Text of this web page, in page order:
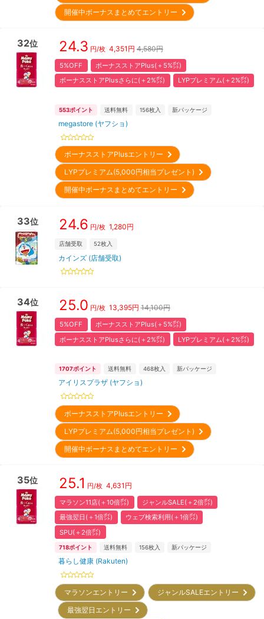
開催中ボーナスまとめてエントリー
32位 24.3 円/枚 4,351 円 4,580円
5%OFF
ボーナスストアPlus(＋5%㌽)
ボーナスストアPlusさらに(＋2%㌽)
LYPプレミアム(＋2%㌽)
553ポイント 送料無料 156枚入 新パッケージ
megastore (ヤフショ)
ボーナスストアPlusエントリー
LYPプレミアム(5,000円相当プレゼント)
開催中ボーナスまとめてエントリー
33位 24.6 円/枚 1,280円
店舗受取 52枚入
カインズ (店舗受取)
34位 25.0 円/枚 13,395円 14,100円
5%OFF
ボーナスストアPlus(＋5%㌽)
ボーナスストアPlusさらに(＋2%㌽)
LYPプレミアム(＋2%㌽)
1707ポイント 送料無料 468枚入 新パッケージ
アイリスプラザ (ヤフショ)
ボーナスストアPlusエントリー
LYPプレミアム(5,000円相当プレゼント)
開催中ボーナスまとめてエントリー
35位 25.1 円/枚 4,631 円
マラソン11店(＋10倍㌽)
ジャンルSALE(＋2倍㌽)
最強翌日(＋1倍㌽)
ウェブ検索利用(＋1倍㌽)
SPU(＋2倍㌽)
718ポイント 送料無料 156枚入 新パッケージ
暮らし健康 (Rakuten)
マラソンエントリー
ジャンルSALEエントリー
最強翌日エントリー